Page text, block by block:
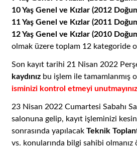
10 Yaş Genel ve Kızlar (2012
11 Yaş Genel ve Kızlar (2011
12 Yaş Genel ve Kızlar (2010
olmak üzere toplam 12 kategoride
Son kayıt tarihi 21 Nisan 2022
kaydınız bu işlem ile tamamlanmış
isminizi kontrol etmeyi
23 Nisan 2022 Cumartesi Sabahı
salonuna gelip, kayıt işleminizi
sonrasında yapılacak Teknik
vs. konularında bilgi sahibi olmanız